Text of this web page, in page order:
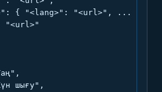
{ "<lang>": "<url>", ... },
"<url>"
шығу",